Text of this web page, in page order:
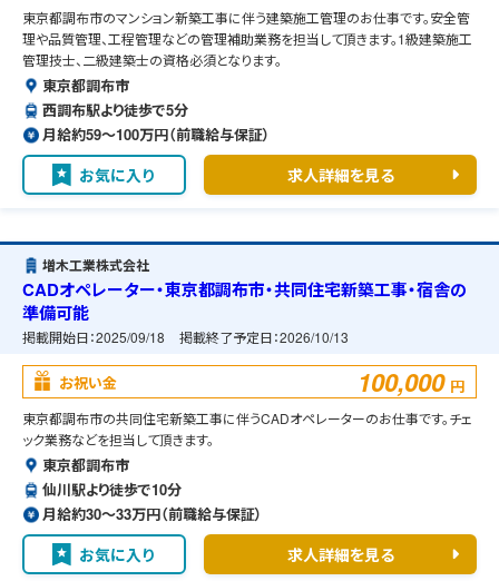
東京都調布市のマンション新築工事に伴う建築施工管理のお仕事です。安全管
理や品質管理、工程管理などの管理補助業務を担当して頂きます。1級建築施工
管理技士、二級建築士の資格必須となります。
東京都調布市
西調布駅より徒歩で5分
月給約59〜100万円（前職給与保証）
お気に入り 求人詳細を見る
増木工業株式会社
CADオペレーター・東京都調布市・共同住宅新築工事・宿舎の
準備可能
掲載開始日：2025/09/18 掲載終了予定日：2026/10/13
お祝い金 100,000 円
東京都調布市の共同住宅新築工事に伴うCADオペレーターのお仕事です。チェ
ック業務などを担当して頂きます。
東京都調布市
仙川駅より徒歩で10分
月給約30〜33万円（前職給与保証）
お気に入り 求人詳細を見る